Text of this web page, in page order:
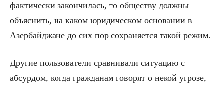
фактически закончилась, то обществу должны
объяснить, на каком юридическом основании в
Азербайджане до сих пор сохраняется такой режим.
Другие пользователи сравнивали ситуацию с
абсурдом, когда гражданам говорят о некой угрозе,